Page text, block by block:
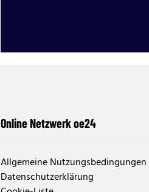
Online Netzwerk oe24
Allgemeine Nutzungsbedingungen
Datenschutzerklärung